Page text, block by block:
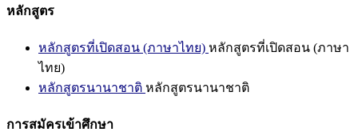
หลักสูตร
หลักสูตรที่เปิดสอน (ภาษาไทย) หลักสูตรที่เปิดสอน (ภาษา
ไทย)
หลักสูตรนานาชาติ หลักสูตรนานาชาติ
การสมัครเข้าศึกษา